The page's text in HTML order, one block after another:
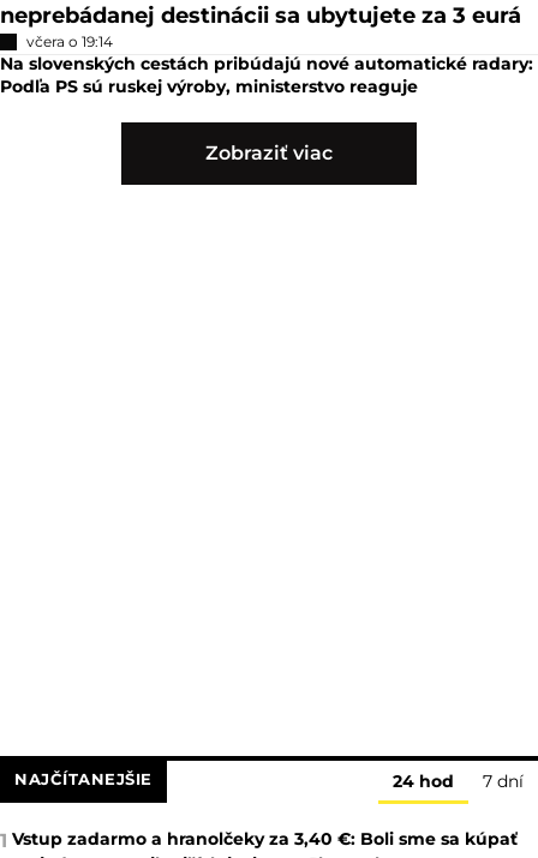
neprebádanej destinácii sa ubytujete za 3 eurá
včera o 19:14
Na slovenských cestách pribúdajú nové automatické radary:
Podľa PS sú ruskej výroby, ministerstvo reaguje
Zobraziť viac
NAJČÍTANEJŠIE 24 hod 7 dní
1 Vstup zadarmo a hranolčeky za 3,40 €: Boli sme sa kúpať